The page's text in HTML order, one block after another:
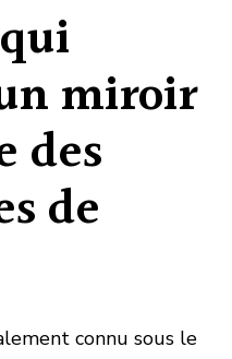
miroir
des
de
connu sous le